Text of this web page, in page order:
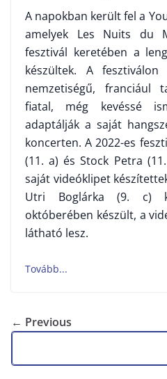
A napokban került fel a
amelyek Les Nuits du
fesztivál keretében a
készültek. A fesztiválon
nemzetiségű, franciául
fiatal, még kevéssé
adaptálják a saját
koncerten. A 2022-es
(11. a) és Stock Petra
saját videóklipet
Utri Boglárka (9. c)
októberében készült, a
látható lesz.
← Previous